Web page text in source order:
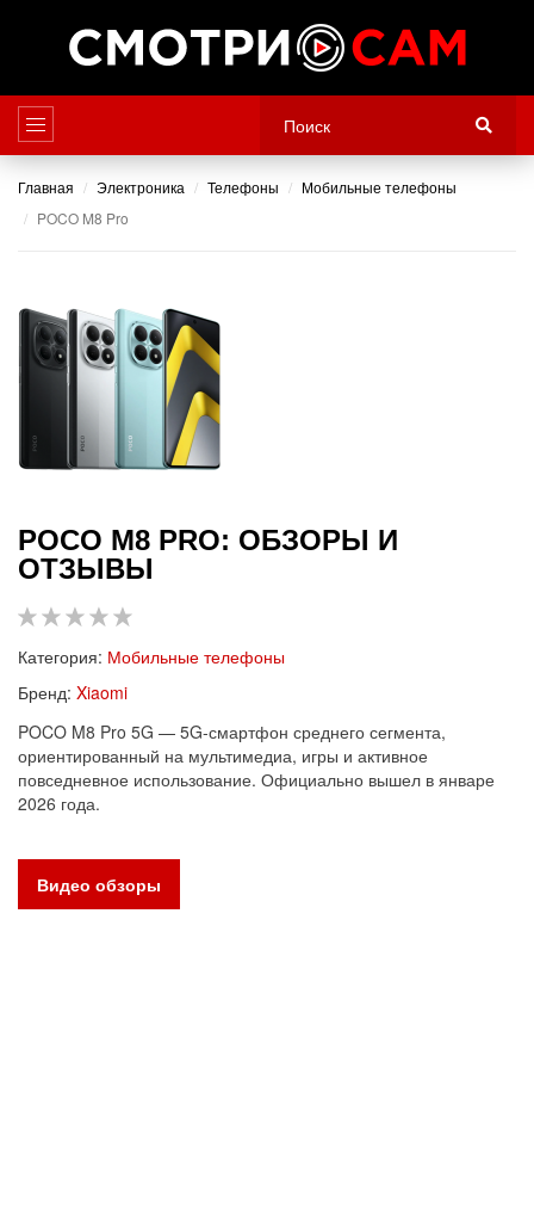
Главная Электроника Телефоны
Мобильные телефоны
POCO M8 Pro
POCO M8 PRO: ОБЗОРЫ И
ОТЗЫВЫ
Категория: Мобильные телефоны
Бренд: Xiaomi
POCO M8 Pro 5G — 5G-смартфон среднего сегмента,
ориентированный на мультимедиа, игры и активное
повседневное использование. Официально вышел в январе
2026 года.
Видео обзоры